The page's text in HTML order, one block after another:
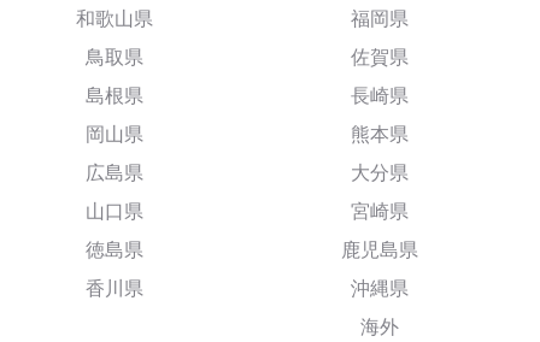
和歌山県
鳥取県
島根県
岡山県
広島県
山口県
徳島県
香川県
福岡県
佐賀県
長崎県
熊本県
大分県
宮崎県
鹿児島県
沖縄県
海外